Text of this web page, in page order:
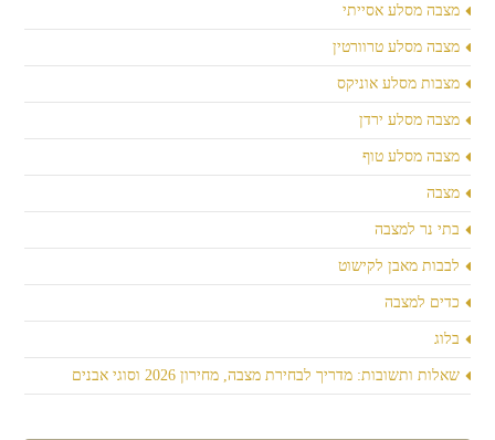
מצבה מסלע אסייתי
מצבה מסלע טרוורטין
מצבות מסלע אוניקס
מצבה מסלע ירדן
מצבה מסלע טוף
מצבה
בתי נר למצבה
לבבות מאבן לקישוט
כדים למצבה
בלוג
שאלות ותשובות: מדריך לבחירת מצבה, מחירון 2026 וסוגי אבנים